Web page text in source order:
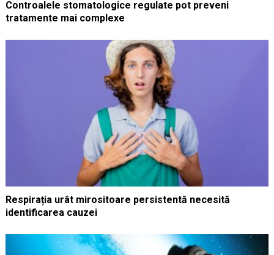
Controalele stomatologice regulate pot preveni
tratamente mai complexe
Respirația urât mirositoare persistentă necesită
identificarea cauzei